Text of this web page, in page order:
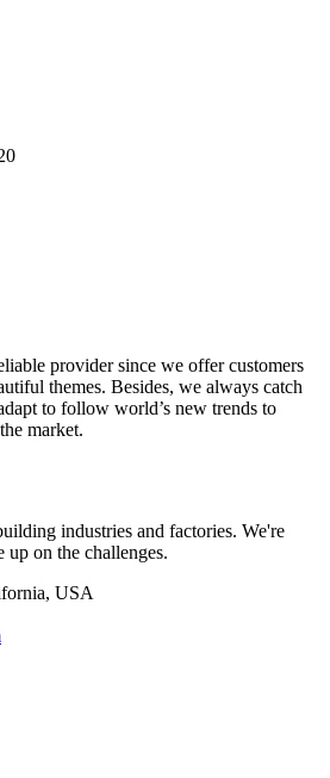
provider since we offer customers
themes. Besides, we always catch
to follow world’s new trends to
market.
industries and factories. We're
on the challenges.
USA